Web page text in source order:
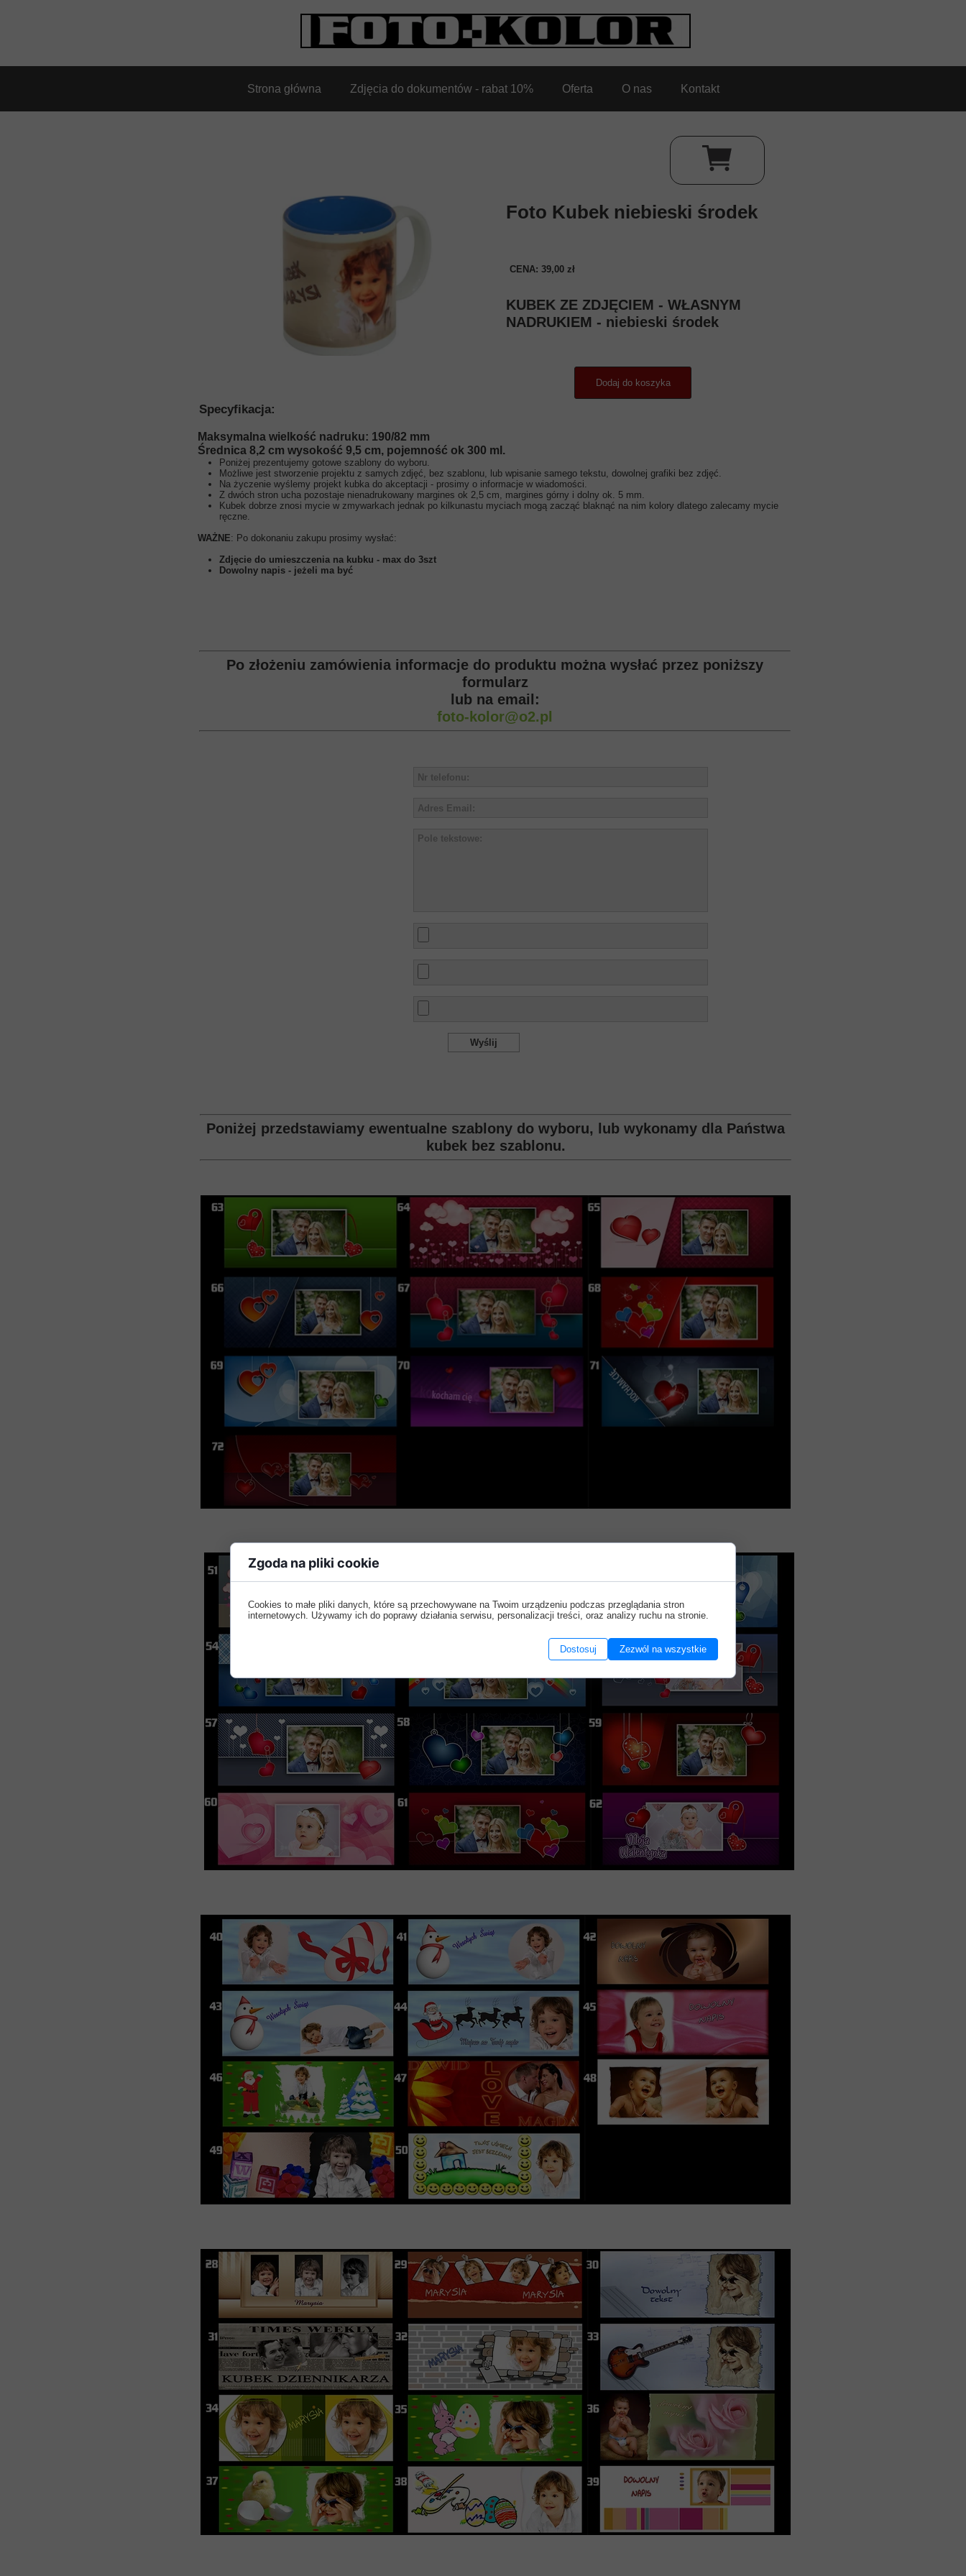
Poniżej przedstawiamy ewentualne szablony do wyboru, lub wykonamy dla Państwa
kubek bez szablonu.
Po złożeniu zamówienia informacje do produktu można wysłać przez poniższy
formularz
lub na email:
foto-kolor@o2.pl
Wyślij
Dodaj do koszyka
Maksymalna wielkość nadruku: 190/82 mm
Średnica 8,2 cm wysokość 9,5 cm, pojemność ok 300 ml.
Poniżej prezentujemy gotowe szablony do wyboru.
Możliwe jest stworzenie projektu z samych zdjęć, bez szablonu, lub wpisanie samego tekstu, dowolnej grafiki bez zdjęć.
Na życzenie wyślemy projekt kubka do akceptacji - prosimy o informacje w wiadomości.
Z dwóch stron ucha pozostaje nienadrukowany margines ok 2,5 cm, margines górny i dolny ok. 5 mm.
Kubek dobrze znosi mycie w zmywarkach jednak po kilkunastu myciach mogą zacząć blaknąć na nim kolory dlatego zalecamy mycie
ręczne.
WAŻNE: Po dokonaniu zakupu prosimy wysłać:
Zdjęcie do umieszczenia na kubku - max do 3szt
Dowolny napis - jeżeli ma być
Specyfikacja:
KUBEK ZE ZDJĘCIEM - WŁASNYM
NADRUKIEM - niebieski środek
Foto Kubek niebieski środek
CENA: 39,00 zł
Strona główna Zdjęcia do dokumentów - rabat 10% Oferta O nas Kontakt
Zgoda na pliki cookie
Cookies to małe pliki danych, które są przechowywane na Twoim urządzeniu podczas przeglądania stron
internetowych. Używamy ich do poprawy działania serwisu, personalizacji treści, oraz analizy ruchu na stronie.
Dostosuj Zezwól na wszystkie